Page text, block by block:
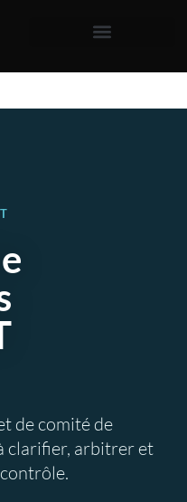
de comité de
clarifier, arbitrer et